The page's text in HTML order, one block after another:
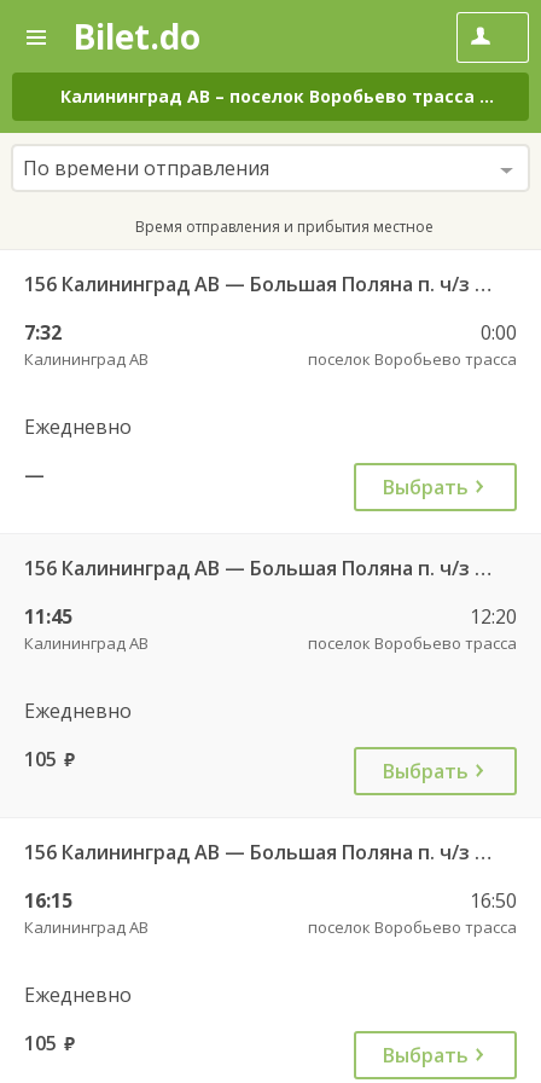
—
Поиск
и
покупка
билетов
на
автобус
онлайн
Bilet.do
Калининград АВ – поселок Воробьево трасса на
По времени отправления
Время отправления и прибытия местное
156 Калининград АВ — Большая Поляна п. ч/з Гвардейск КДП
7:32
Калининград АВ
0:00
поселок Воробьево трасса
Ежедневно
—
Выбрать
156 Калининград АВ — Большая Поляна п. ч/з Гвардейск КДП
11:45
Калининград АВ
12:20
поселок Воробьево трасса
Ежедневно
105 руб. Выбрать
156 Калининград АВ — Большая Поляна п. ч/з Гвардейск КДП
16:15
Калининград АВ
16:50
поселок Воробьево трасса
Ежедневно
105 руб. Выбрать